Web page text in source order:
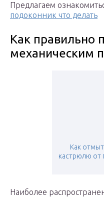
Предлагаем
подоконник что делать
Как правильно
механическим
Как
кастрюлю от
Наиболее